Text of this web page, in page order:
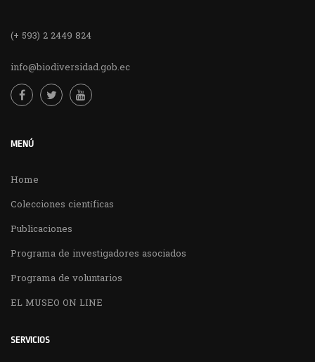
(+ 593) 2 2449 824
info@biodiversidad.gob.ec
MENÚ
Home
Colecciones científicas
Publicaciones
Programa de investigadores asociados
Programa de voluntarios
EL MUSEO ON LINE
SERVICIOS